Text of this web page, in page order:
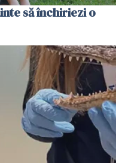
să închiriezi o